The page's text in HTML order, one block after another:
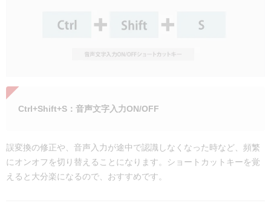
Ctrl+Shift+S：音声文字入力ON/OFF
誤変換の修正や、音声入力が途中で認識しなくなった時など、頻繁
にオンオフを切り替えることになります。ショートカットキーを覚
えると大分楽になるので、おすすめです。